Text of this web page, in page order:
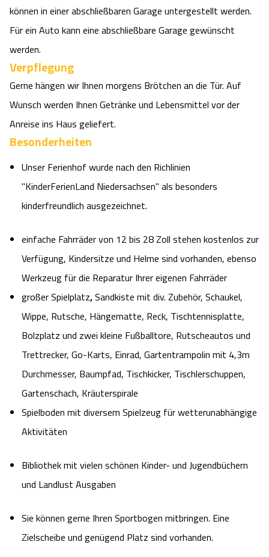
können in einer abschließbaren Garage untergestellt werden.
Für ein Auto kann eine abschließbare Garage gewünscht
werden.
Verpflegung
Gerne hängen wir Ihnen morgens Brötchen an die Tür. Auf
Wunsch werden Ihnen Getränke und Lebensmittel vor der
Anreise ins Haus geliefert.
Besonderheiten
Unser Ferienhof wurde nach den Richlinien
"KinderFerienLand Niedersachsen" als besonders
kinderfreundlich ausgezeichnet.
einfache Fahrrädervon 12 bis 28 Zoll stehen kostenlos zur
Verfügung, Kindersitze und Helme sind vorhanden, ebenso
Werkzeug für die Reparatur Ihrer eigenen Fahrräder
großer Spielplatz,Sandkiste mit div. Zubehör, Schaukel,
Wippe, Rutsche, Hängematte, Reck, Tischtennisplatte,
Bolzplatz und zwei kleine Fußballtore, Rutscheautos und
Trettrecker, Go-Karts, Einrad, Gartentrampolin mit 4,3m
Durchmesser, Baumpfad, Tischkicker, Tischlerschuppen,
Gartenschach, Kräuterspirale
Spielboden mit diversem Spielzeug für wetterunabhängige
Aktivitäten
Bibliothek mit vielen schönen Kinder- und Jugendbüchern
und Landlust Ausgaben
Sie können gerne Ihren Sportbogen mitbringen. Eine
Zielscheibe und genügend Platz sind vorhanden.